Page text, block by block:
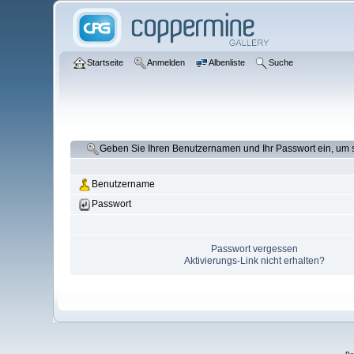
Startseite Anmelden Albenliste Suche
Geben Sie Ihren Benutzernamen und Ihr Passwort ein, um
Benutzername
Passwort
Passwort vergessen
Aktivierungs-Link nicht erhalten?